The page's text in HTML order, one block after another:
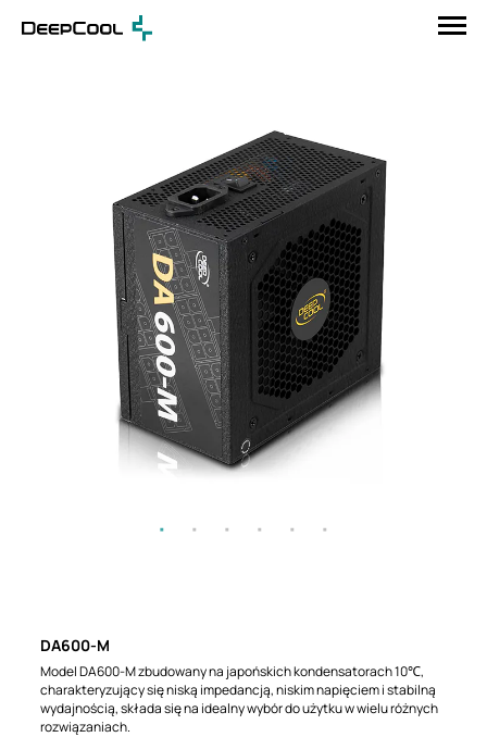
DA600-M
Model DA600-M zbudowany na japońskich kondensatorach 10℃,
charakteryzujący się niską impedancją, niskim napięciem i stabilną
wydajnością, składa się na idealny wybór do użytku w wielu różnych
rozwiązaniach.